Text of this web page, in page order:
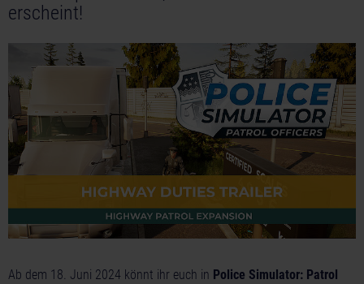
erscheint!
Ab dem 18. Juni 2024 könnt ihr euch in Police Simulator: Patrol